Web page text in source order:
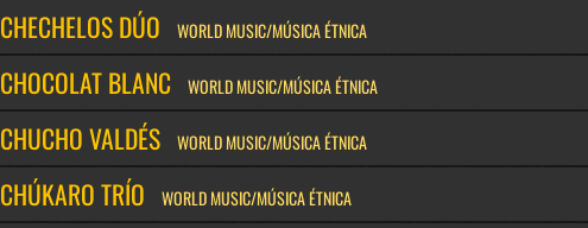
CHECHELOS DÚO WORLD MUSIC/MÚSICA ÉTNICA
CHOCOLAT BLANC WORLD MUSIC/MÚSICA ÉTNICA
CHUCHO VALDÉS WORLD MUSIC/MÚSICA ÉTNICA
CHÚKARO TRÍO WORLD MUSIC/MÚSICA ÉTNICA